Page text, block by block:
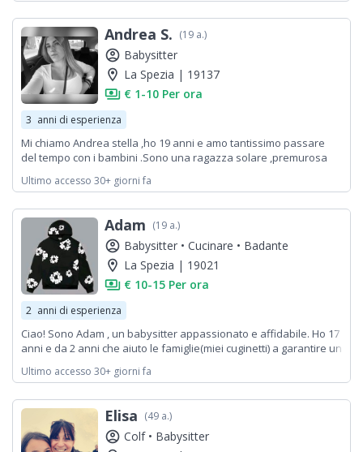
Andrea S. (19 a.)
account_circle Babysitter
location_on La Spezia | 19137
payments € 1-10 Per ora
3 anni di esperienza
Mi chiamo Andrea stella ,ho 19 anni e amo tantissimo passare
del tempo con i bambini .Sono una ragazza solare ,premurosa
Ultimo accesso 30+ giorni fa
Adam (19 a.)
account_circle Babysitter • Cucinare • Badante
location_on La Spezia | 19021
payments € 10-15 Per ora
2 anni di esperienza
Ciao! Sono Adam , un babysitter appassionato e affidabile. Ho 17
anni e da 2 anni che aiuto le famiglie(miei cuginetti) a garantire un
attività educative e divertenti, come giochi creativi e letture, che
disponibile a prendermi cura di bambini.
Ultimo accesso 30+ giorni fa
Elisa (49 a.)
account_circle Colf • Babysitter